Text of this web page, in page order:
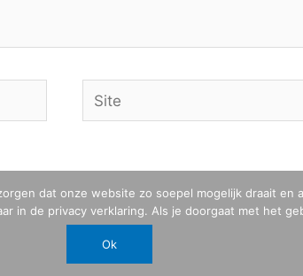
Site
dat onze website zo soepel mogelijk draait
in de privacy verklaring. Als je doorgaat met het
Ok